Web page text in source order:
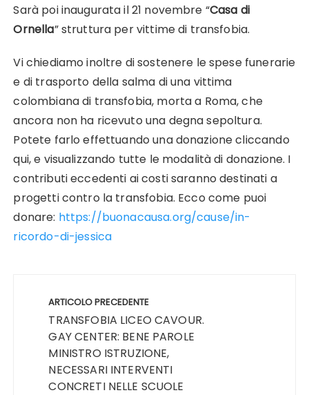
Sarà poi inaugurata il 21 novembre “Casa di
Ornella” struttura per vittime di transfobia.
Vi chiediamo inoltre di sostenere le spese funerarie
e di trasporto della salma di una vittima
colombiana di transfobia, morta a Roma, che
ancora non ha ricevuto una degna sepoltura.
Potete farlo effettuando una donazione cliccando
qui, e visualizzando tutte le modalità di donazione. I
contributi eccedenti ai costi saranno destinati a
progetti contro la transfobia. Ecco come puoi
donare: https://buonacausa.org/cause/in-
ricordo-di-jessica
articoliARTICOLO PRECEDENTE
TRANSFOBIA LICEO CAVOUR.
GAY CENTER: BENE PAROLE
MINISTRO ISTRUZIONE,
NECESSARI INTERVENTI
CONCRETI NELLE SCUOLE